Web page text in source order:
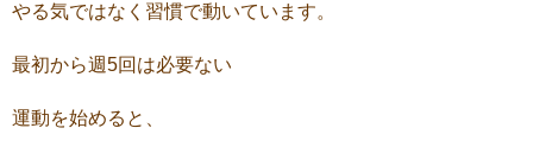
やる気ではなく習慣で動いています。
最初から週5回は必要ない
運動を始めると、